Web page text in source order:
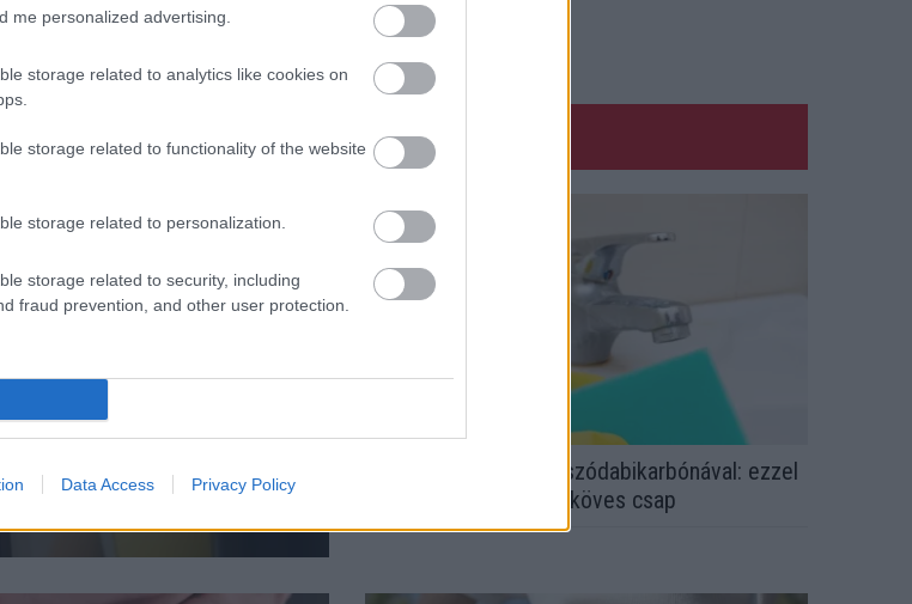
me personalized advertising.
storage related to analytics like cookies on
storage related to functionality of the website
storage related to personalization.
storage related to security, including
fraud prevention, and other user protection.
Data Access Privacy Policy
a
Nem ecettel és nem szódabikarbónával: ezzel
lesz újra csillogó a vízköves csap